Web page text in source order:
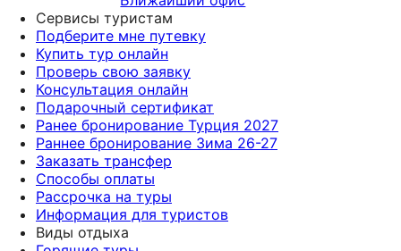
Сервисы туристам
Подберите мне путевку
Купить тур онлайн
Проверь свою заявку
Консультация онлайн
Подарочный сертификат
Ранее бронирование Турция 2027
Раннее бронирование Зима 26-27
Заказать трансфер
Способы оплаты
Рассрочка на туры
Информация для туристов
Виды отдыха